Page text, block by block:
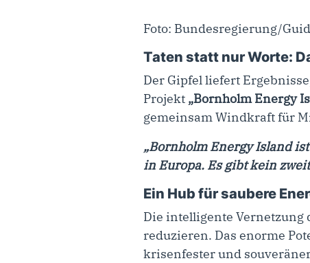
Foto: Bundesregierung/
Taten statt nur Worte:
Der Gipfel liefert
Projekt „Bornholm Energy
gemeinsam Windkraft für
„Bornholm Energy Island
in Europa. Es gibt kein
Ein Hub für saubere
Die intelligente Vernetzung
reduzieren. Das enorme
krisenfester und